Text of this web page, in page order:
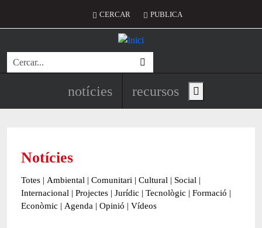
Menú del compte d'usuari
CERCAR PUBLICA
Cerca
Navegació principal de
notícies recursos Show main menu
Notícies
Totes | Ambiental | Comunitari | Cultural | Social |
Internacional | Projectes | Jurídic | Tecnològic | Formació |
Econòmic | Agenda | Opinió | Vídeos